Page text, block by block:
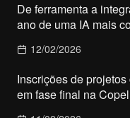
De ferramenta a
ano de uma IA mais
12/02/2026
Inscrições de
em fase final na Copel